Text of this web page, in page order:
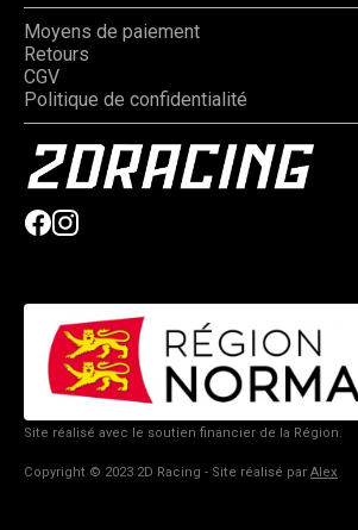
Moyens de paiement
Retours
CGV
Politique de confidentialité
Site réalisé avec le soutien financier de la Région.
Copyright © 2023 2D Racing - Site réalisé par Alex